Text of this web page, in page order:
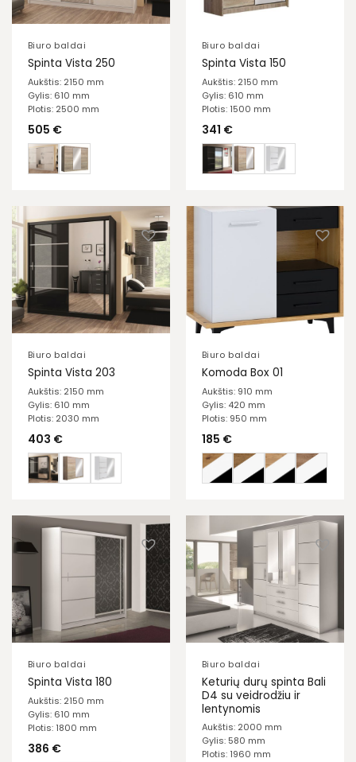
Biuro baldai
Spinta Vista 250
Aukštis: 2150 mm
Gylis: 610 mm
Plotis: 2500 mm
505 €
Biuro baldai
Spinta Vista 150
Aukštis: 2150 mm
Gylis: 610 mm
Plotis: 1500 mm
341 €
Biuro baldai
Spinta Vista 203
Aukštis: 2150 mm
Gylis: 610 mm
Plotis: 2030 mm
403 €
Biuro baldai
Komoda Box 01
Aukštis: 910 mm
Gylis: 420 mm
Plotis: 950 mm
185 €
Biuro baldai
Spinta Vista 180
Aukštis: 2150 mm
Gylis: 610 mm
Plotis: 1800 mm
386 €
Biuro baldai
Keturių durų spinta Bali
D4 su veidrodžiu ir
lentynomis
Aukštis: 2000 mm
Gylis: 580 mm
Plotis: 1960 mm